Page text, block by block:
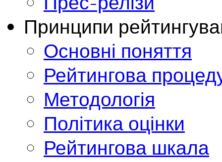
Принципи
Основні поняття
Рейтингова
Методологія
Політика оцінки
Рейтингова шкала